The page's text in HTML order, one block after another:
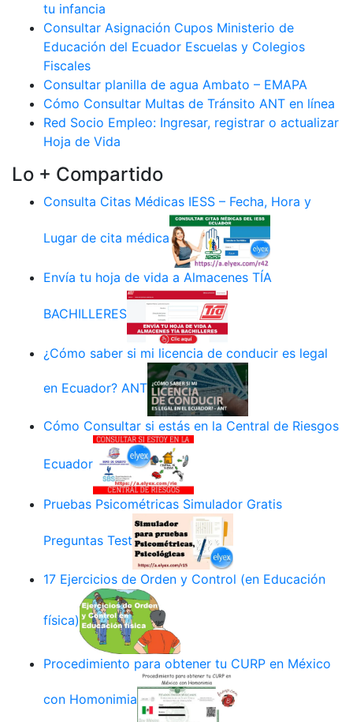
tu infancia
Consultar Asignación Cupos Ministerio de
Educación del Ecuador Escuelas y Colegios
Fiscales
Consultar planilla de agua Ambato – EMAPA
Cómo Consultar Multas de Tránsito ANT en línea
Red Socio Empleo: Ingresar, registrar o actualizar
Hoja de Vida
Lo + Compartido
Consulta Citas Médicas IESS – Fecha, Hora y
Lugar de cita médica
Envía tu hoja de vida a Almacenes TÍA
BACHILLERES
¿Cómo saber si mi licencia de conducir es legal
en Ecuador? ANT
Cómo Consultar si estás en la Central de Riesgos
Ecuador
Pruebas Psicométricas Simulador Gratis
Preguntas Test
17 Ejercicios de Orden y Control (en Educación
física)
Procedimiento para obtener tu CURP en México
con Homonimia